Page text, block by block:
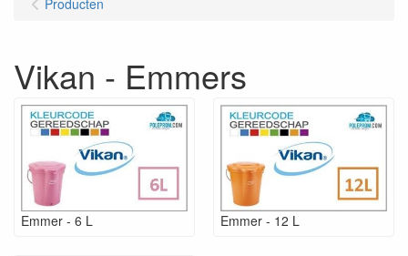
Producten
Vikan - Emmers
Emmer - 6 L Emmer - 12 L